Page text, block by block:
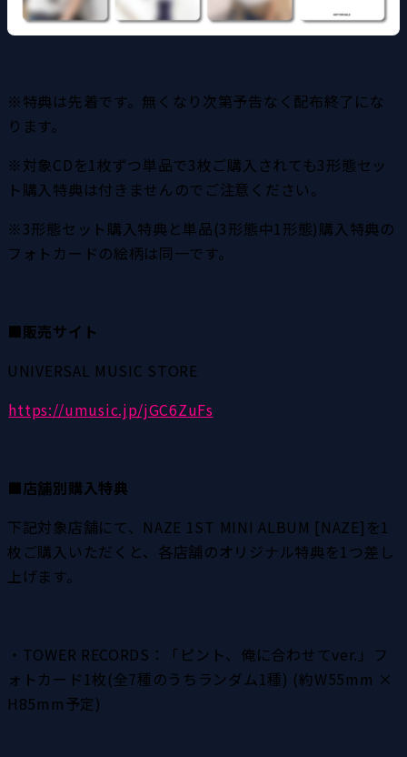
※特典は先着です。無くなり次第予告なく配布終了にな
ります。
※対象CDを1枚ずつ単品で3枚ご購入されても3形態セッ
ト購入特典は付きませんのでご注意ください。
※3形態セット購入特典と単品(3形態中1形態)購入特典の
フォトカードの絵柄は同一です。
■販売サイト
UNIVERSAL MUSIC STORE
https://umusic.jp/jGC6ZuFs
■店舗別購入特典
下記対象店舗にて、NAZE 1ST MINI ALBUM [NAZE]を1
枚ご購入いただくと、各店舗のオリジナル特典を1つ差し
上げます。
・TOWER RECORDS：「ピント、俺に合わせてver.」フ
ォトカード1枚(全7種のうちランダム1種) (約W55mm ×
H85mm予定)